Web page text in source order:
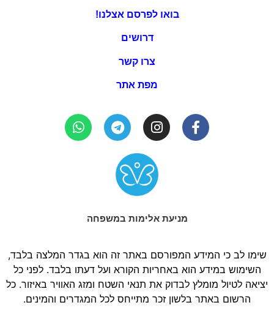
בואו לפרסם אצלנו!
דרושים
צרו קשר
מפת אתר
מניעת אלימות במשפחה
שימו לב כי המידע המפורסם באתר זה הוא בגדר המלצה בלבד,
השימוש במידע הוא באחריות הקורא ועל דעתו בלבד. לפני כל
יציאה לטיול מומלץ לבדוק את תנאי השטח ומזג האוויר באיזור. כל
הרשום באתר בלשון זכר מתייחס לכל המגדרים והמינים.